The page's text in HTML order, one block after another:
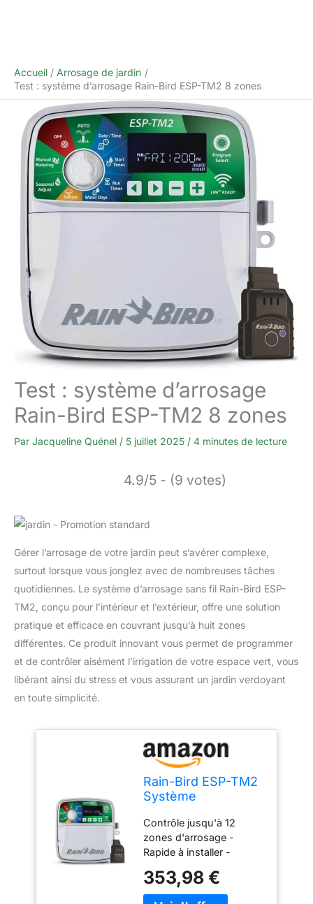
Accueil
Arrosage de jardin
Test : système d’arrosage Rain-Bird ESP-TM2 8 zones
Test : système d’arrosage
Rain-Bird ESP-TM2 8 zones
Par Jacqueline Quénel / 5 juillet 2025 / 4 minutes de lecture
4.9/5 - (9 votes)
Gérer l’arrosage de votre jardin peut s’avérer complexe,
surtout lorsque vous jonglez avec de nombreuses tâches
quotidiennes. Le système d’arrosage sans fil Rain-Bird ESP-
TM2, conçu pour l’intérieur et l’extérieur, offre une solution
pratique et efficace en couvrant jusqu’à huit zones
différentes. Ce produit innovant vous permet de programmer
et de contrôler aisément l’irrigation de votre espace vert, vous
libérant ainsi du stress et vous assurant un jardin verdoyant
en toute simplicité.
Rain-Bird ESP-TM2
Système
pour intérieur ou
extérieur 8 zones.
Contrôle jusqu'à 12
zones d'arrosage -
Rapide à installer -
installations intérieures
ou extérieures - Cordon
353,98 €